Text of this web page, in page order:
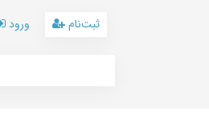
ورود ثبت‌نام